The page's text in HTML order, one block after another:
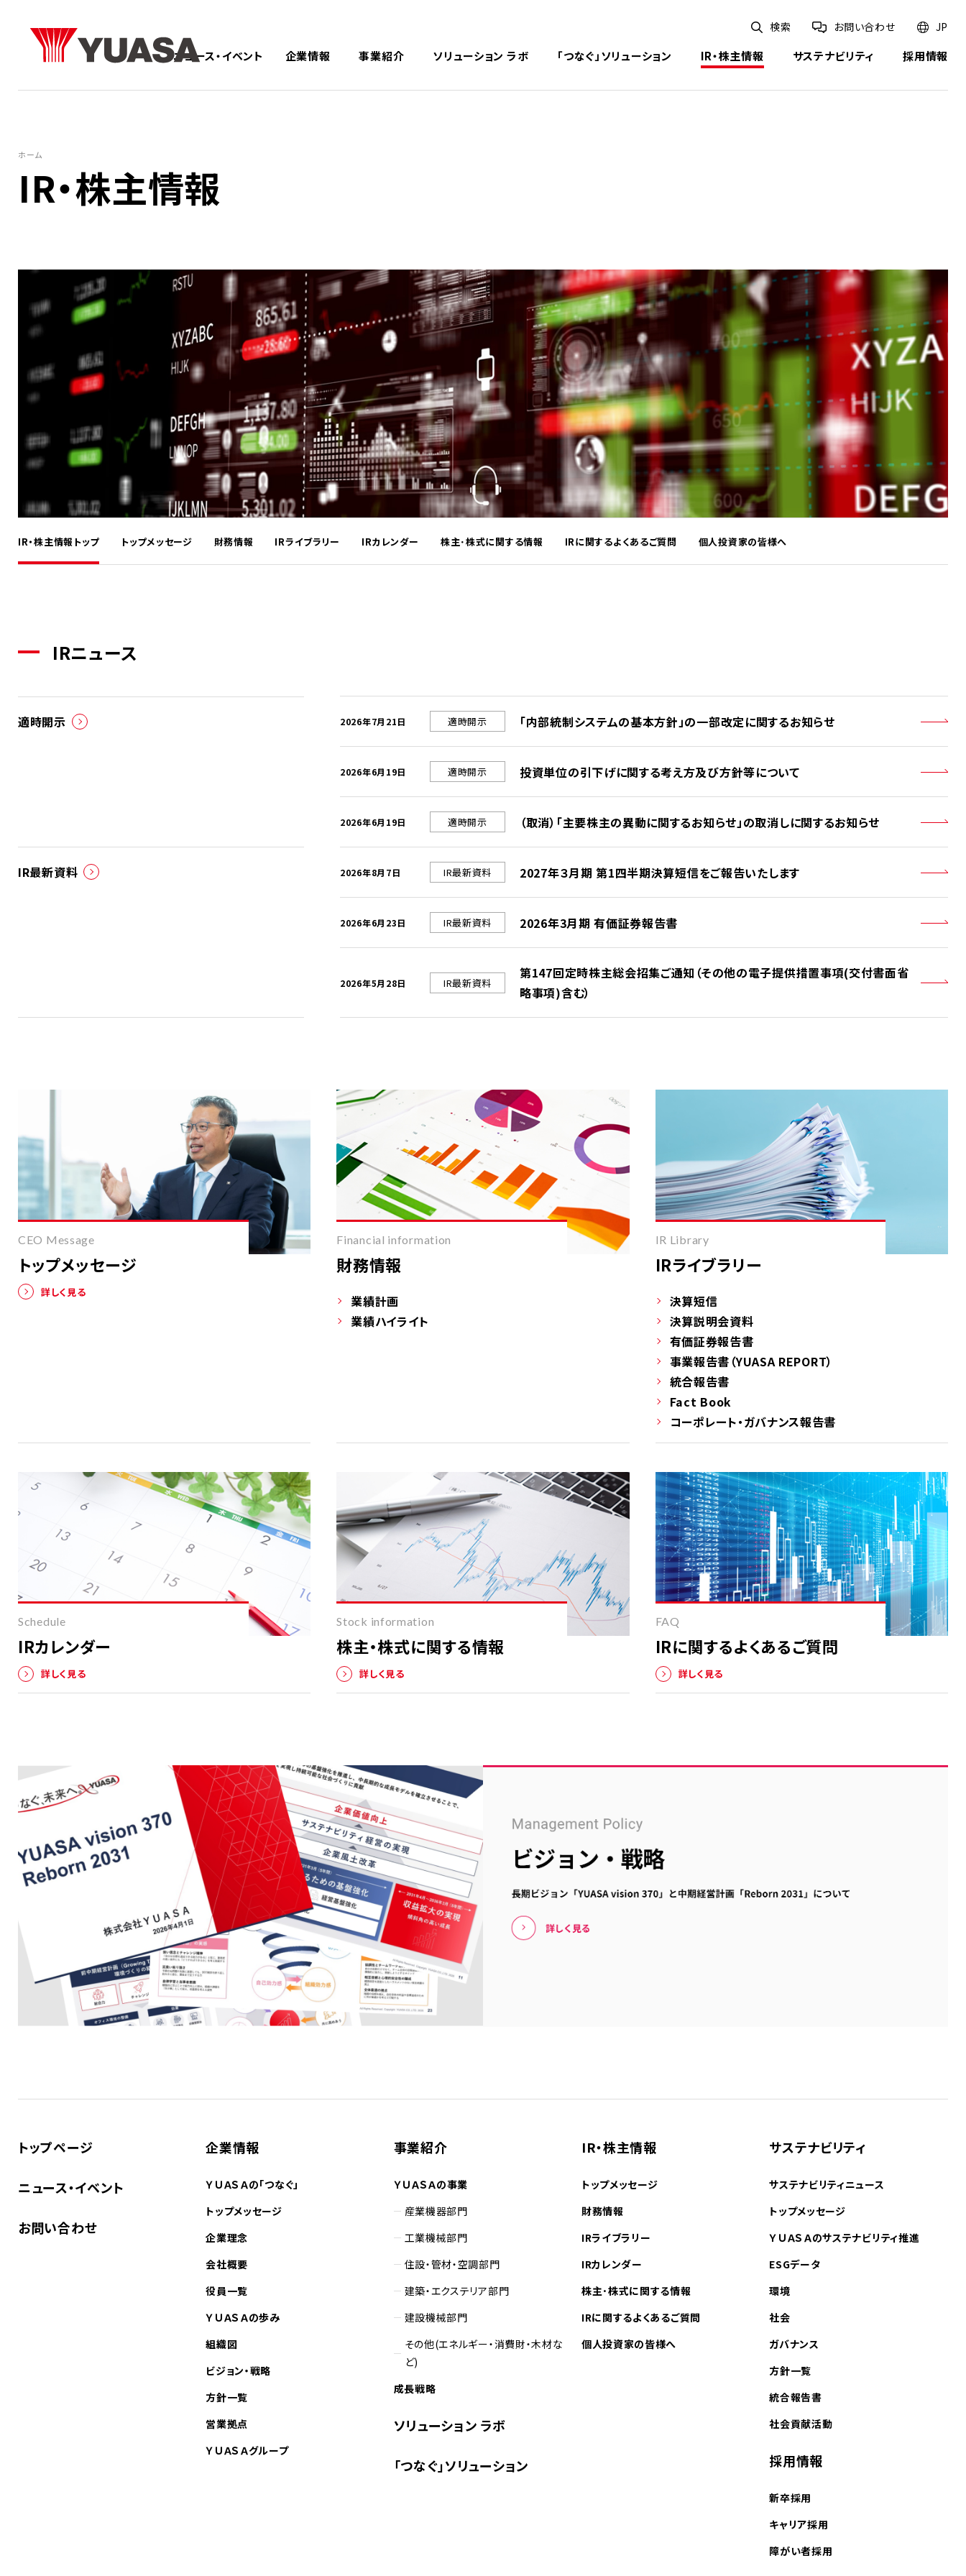
検索 お問い合わせ JP
ニュース・イベント 企業情報 事業紹介 ソリューション ラボ 「つなぐ」ソリューション IR・株主情報 サステナビリティ 採用情報
ホーム
IR・株主情報
IR・株主情報トップ トップメッセージ 財務情報 IRライブラリー IRカレンダー 株主･株式に関する情報 IRに関するよくあるご質問 個人投資家の皆様へ
IRニュース
適時開示 2026年7月21日 適時開示 「内部統制システムの基本方針」の一部改定に関するお知らせ
2026年6月19日 適時開示 投資単位の引下げに関する考え方及び方針等について
2026年6月19日 適時開示 （取消）「主要株主の異動に関するお知らせ」の取消しに関するお知らせ
IR最新資料 2026年8月7日 IR最新資料 2027年３月期 第1四半期決算短信をご報告いたします
2026年6月23日 IR最新資料 2026年3月期 有価証券報告書
2026年5月28日 IR最新資料
第147回定時株主総会招集ご通知（その他の電子提供措置事項(交付書面省
略事項)含む）
CEO Message
トップメッセージ
詳しく見る
Financial information
財務情報
業績計画
業績ハイライト
IR Library
IRライブラリー
決算短信
決算説明会資料
有価証券報告書
事業報告書（YUASA REPORT）
統合報告書
Fact Book
コーポレート・ガバナンス報告書
Schedule
IRカレンダー
詳しく見る
Stock information
株主・株式に関する情報
詳しく見る
FAQ
IRに関するよくあるご質問
詳しく見る
トップページ
ニュース・イベント
お問い合わせ
企業情報
ＹＵＡＳＡの「つなぐ」
トップメッセージ
企業理念
会社概要
役員一覧
ＹＵＡＳＡの歩み
組織図
ビジョン・戦略
方針一覧
営業拠点
ＹＵＡＳＡグループ
事業紹介
ＹＵＡＳＡの事業
産業機器部門
工業機械部門
住設・管材・空調部門
建築・エクステリア部門
建設機械部門
その他(エネルギー・消費財・木材な
ど)
成長戦略
ソリューション ラボ
「つなぐ」ソリューション
IR・株主情報
トップメッセージ
財務情報
IRライブラリー
IRカレンダー
株主･株式に関する情報
IRに関するよくあるご質問
個人投資家の皆様へ
サステナビリティ
サステナビリティニュース
トップメッセージ
ＹＵＡＳＡのサステナビリティ推進
ESGデータ
環境
社会
ガバナンス
方針一覧
統合報告書
社会貢献活動
採用情報
新卒採用
キャリア採用
障がい者採用